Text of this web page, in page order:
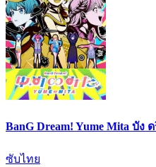
BanG Dream! Yume Mita บัง
ซับไทย